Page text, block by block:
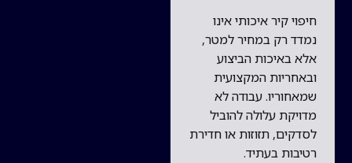
חיפוי קיר איכותי אינו
נמדד רק במחיר למטר,
אלא באיכות הביצוע
ובאחריות המקצועית
שמאחוריו. עבודה לא
מדויקת עלולה להוביל
לסדקים, תזוזות או חדירת
רטיבות בעתיד.